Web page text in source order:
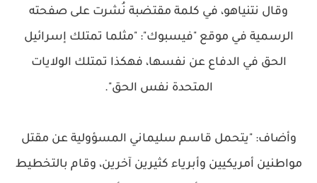
وقال نتنياهو، في كلمة مقتضبة نُشرت على صفحته
الرسمية في موقع "فيسبوك": "مثلما تمتلك إسرائيل
الحق في الدفاع عن نفسها، فهكذا تمتلك الولايات
المتحدة نفس الحق".
وأضاف: "يتحمل قاسم سليماني المسؤولية عن مقتل
مواطنين أمريكيين وأبرياء كثيرين آخرين، وقام بالتخطيط